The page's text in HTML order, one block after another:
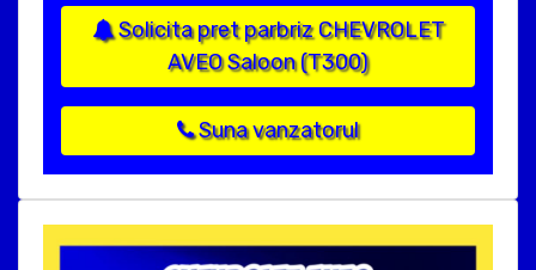
Solicita pret parbriz CHEVROLET
AVEO Saloon (T300)
Suna vanzatorul